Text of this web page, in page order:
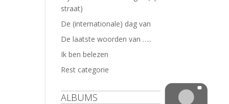
straat)
De (internationale) dag van
De laatste woorden van …..
Ik ben belezen
Rest categorie
ALBUMS